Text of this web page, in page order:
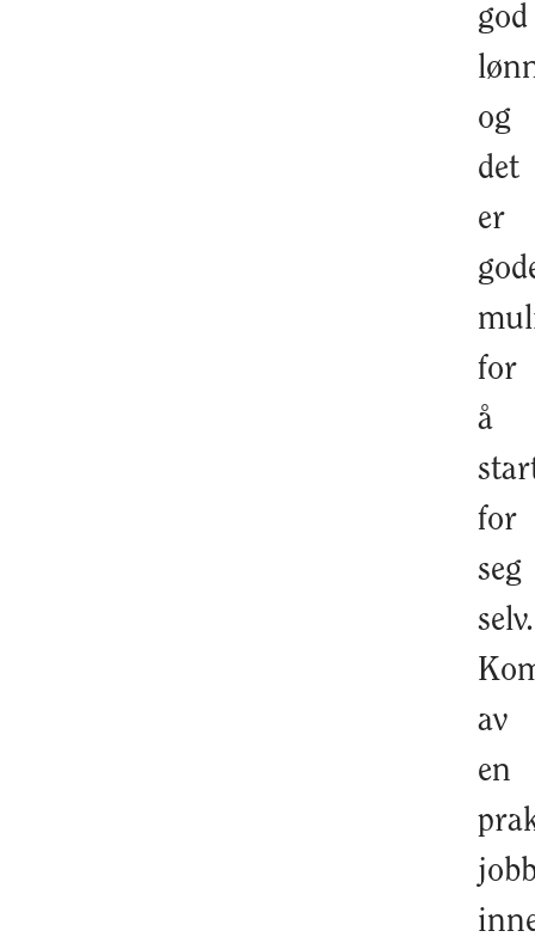
god
og
det
er
for
å
for
seg
selv.
av
en